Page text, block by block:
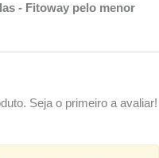
- Fitoway pelo menor
Seja o primeiro a avaliar!